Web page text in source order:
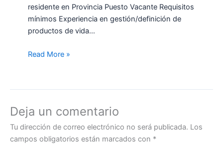
residente en Provincia Puesto Vacante Requisitos
mínimos Experiencia en gestión/definición de
productos de vida…
Read More »
Deja un comentario
Tu dirección de correo electrónico no será publicada. Los
campos obligatorios están marcados con *